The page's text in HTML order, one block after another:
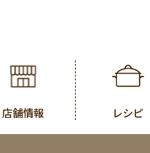
店舗情報 レシピ